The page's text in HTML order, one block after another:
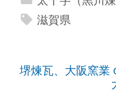
滋賀県
投
堺煉瓦、大阪窯業